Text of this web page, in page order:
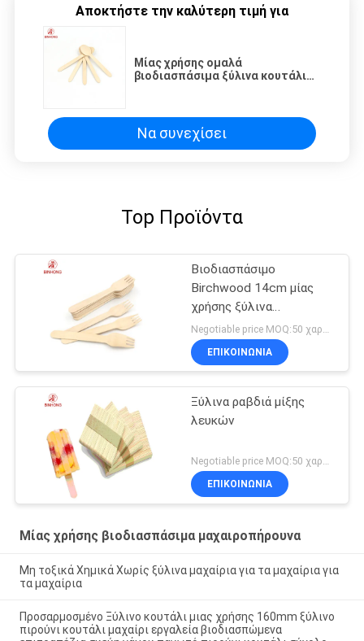
Αποκτήστε την καλύτερη τιμή για
Μίας χρήσης ομαλά
βιοδιασπάσιμα ξύλινα κουτάλια
Να συνεχίσει
Top Προϊόντα
Βιοδιασπάσιμο
Birchwood 14cm μίας
χρήσης ξύλινα
μαχαιροπήρουνα
ΕΠΙΚΟΙΝΩΝΙΑ
Ξύλινα ραβδιά μίξης
λευκών
Negotiable price MOQ:50 χαρτοκιβώτιο
ΕΠΙΚΟΙΝΩΝΙΑ
Μίας χρήσης βιοδιασπάσιμα μαχαιροπήρουνα
Μη τοξικά Χημικά Χωρίς ξύλινα μαχαίρια για τα μαχαίρια για
τα μαχαίρια
Προσαρμοσμένο Ξύλινο κουτάλι μιας χρήσης 160mm ξύλινο
πιρούνι κουτάλι μαχαίρι εργαλεία βιοδιασπώμενα